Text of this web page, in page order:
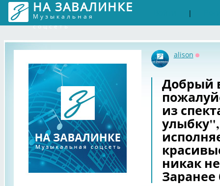
НА ЗАВАЛИНКЕ
Музыкальная
соцсеть
|
alison
Добрый
из
никак